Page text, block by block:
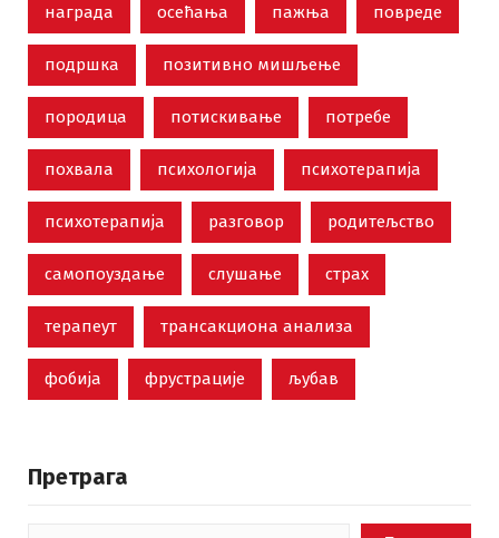
награда осећања пажња повреде
подршка позитивно мишљење
породица потискивање потребе
похвала психологија психотерапија
психотерапија разговор родитељство
самопоуздање слушање страх
терапеут трансакциона анализа
фобија фрустрације љубав
Претрага